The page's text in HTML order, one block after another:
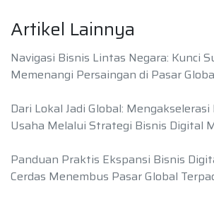
Artikel Lainnya
Navigasi Bisnis Lintas Negara: Kunci
Memenangi Persaingan di Pasar
Dari Lokal Jadi Global:
Usaha Melalui Strategi Bisnis Digital
Panduan Praktis Ekspansi Bisnis
Cerdas Menembus Pasar Global